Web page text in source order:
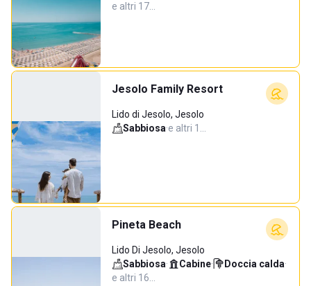
e altri 17…
Jesolo Family Resort
Lido di Jesolo, Jesolo
Sabbiosa·e altri 1…
Pineta Beach
Lido Di Jesolo, Jesolo
Sabbiosa· Cabine· Doccia calda·
e altri 16…